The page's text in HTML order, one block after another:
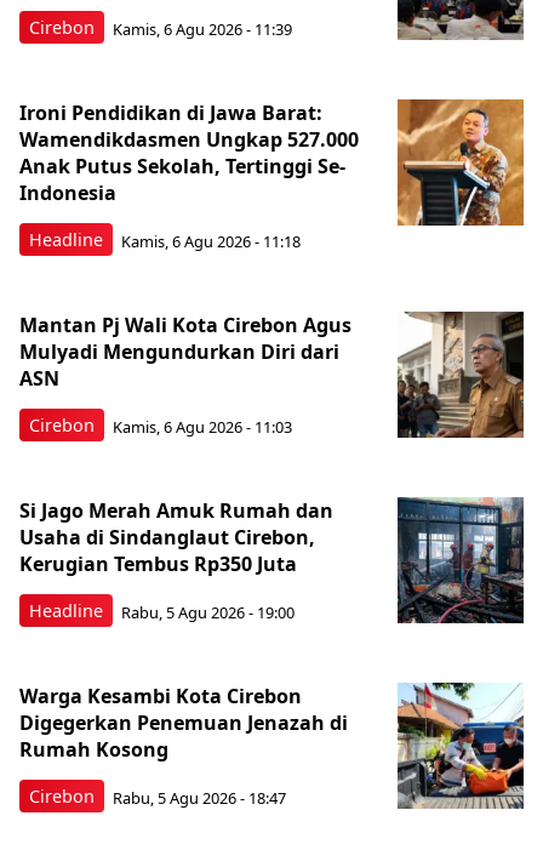
Cirebon Kamis, 6 Agu 2026 - 11:39
Headline
Ironi Pendidikan di Jawa Barat:
Wamendikdasmen Ungkap 527.000
Anak Putus Sekolah, Tertinggi Se-
Indonesia
Kamis, 6 Agu 2026 - 11:18
Cirebon
Mantan Pj Wali Kota Cirebon Agus
Mulyadi Mengundurkan Diri dari
ASN
Kamis, 6 Agu 2026 - 11:03
Headline
Si Jago Merah Amuk Rumah dan
Usaha di Sindanglaut Cirebon,
Kerugian Tembus Rp350 Juta
Rabu, 5 Agu 2026 - 19:00
Cirebon
Warga Kesambi Kota Cirebon
Digegerkan Penemuan Jenazah di
Rumah Kosong
Rabu, 5 Agu 2026 - 18:47